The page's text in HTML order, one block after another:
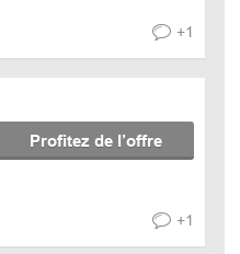
+1
Profitez de l’offre
+1